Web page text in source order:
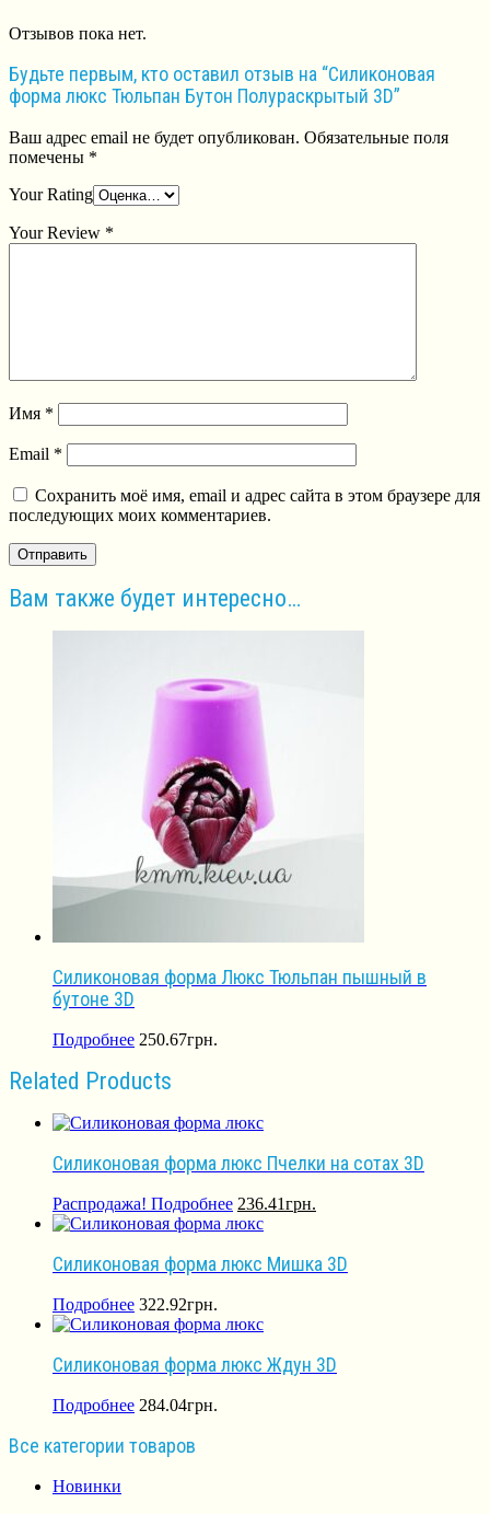
Отзывов пока нет.
Будьте первым, кто оставил отзыв на “Силиконовая
форма люкс Тюльпан Бутон Полураскрытый 3D”
Ваш адрес email не будет опубликован. Обязательные поля
помечены *
Your Rating
Your Review *
Имя *
Email *
Сохранить моё имя, email и адрес сайта в этом браузере для
последующих моих комментариев.
Вам также будет интересно…
Силиконовая форма Люкс Тюльпан пышный в
бутоне 3D
Подробнее 250.67грн.
Related Products
Силиконовая форма люкс Пчелки на сотах 3D
Распродажа! Подробнее 236.41грн.
Силиконовая форма люкс Мишка 3D
Подробнее 322.92грн.
Силиконовая форма люкс Ждун 3D
Подробнее 284.04грн.
Все категории товаров
Новинки